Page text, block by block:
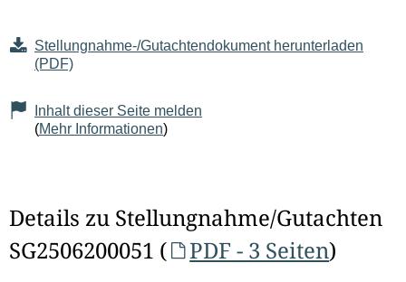
Stellungnahme-/Gutachtendokument herunterladen
(PDF)
Inhalt dieser Seite melden
(Mehr Informationen)
Details zu Stellungnahme/Gutachten
SG2506200051 (
PDF - 3 Seiten)